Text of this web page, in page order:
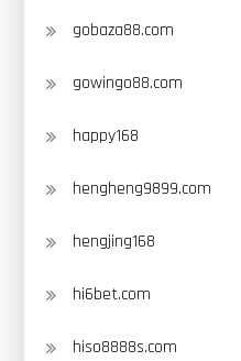
gobaza88.com
gowingo88.com
happy168
hengheng9899.com
hengjing168
hi6bet.com
hiso8888s.com